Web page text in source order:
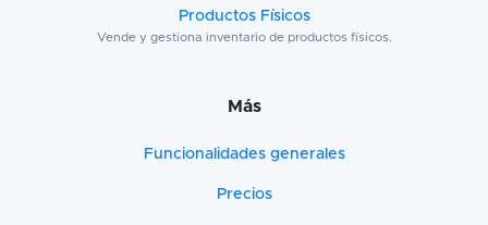
Productos Físicos
Vende y gestiona inventario de productos físicos.
Más
Funcionalidades generales
Precios